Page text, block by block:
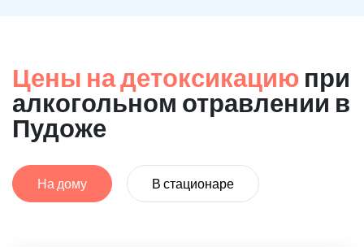
Цены на детоксикацию при
алкогольном отравлении в
Пудоже
На дому В стационаре